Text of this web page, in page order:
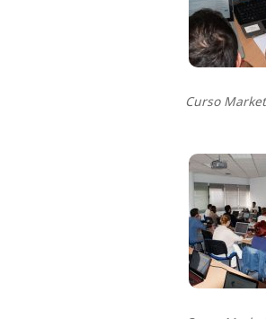
Curso